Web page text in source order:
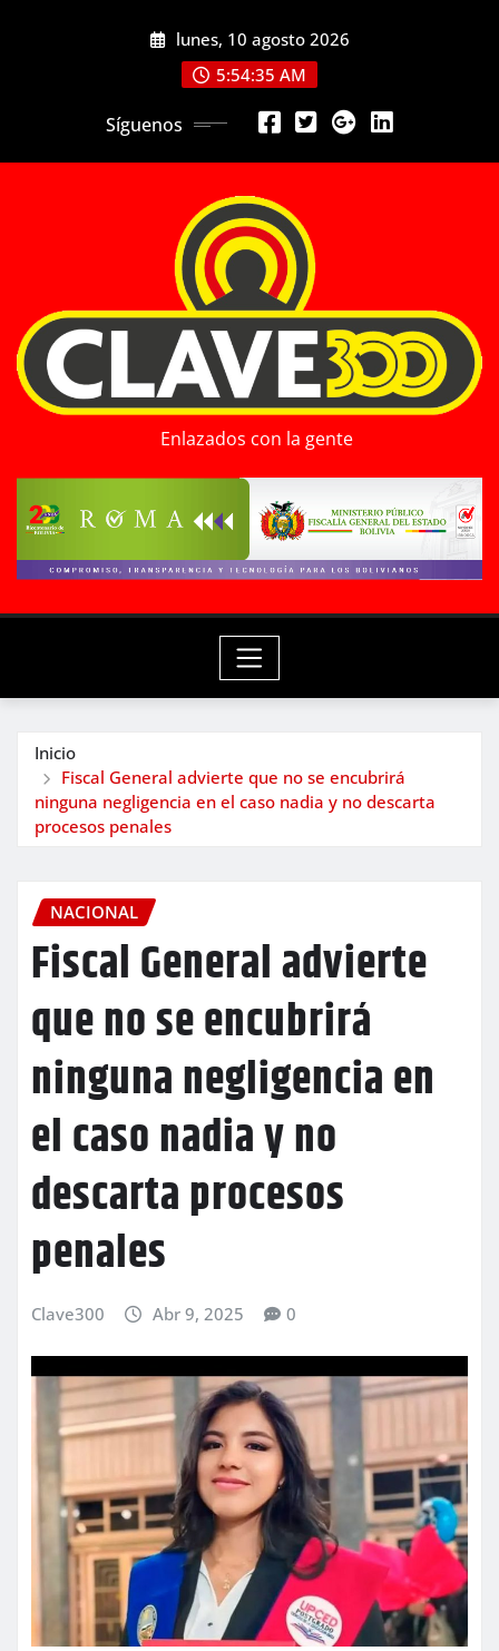
lunes, 10 agosto 2026
5:54:37 AM
Síguenos
Enlazados con la gente
Inicio
Fiscal General advierte que no se encubrirá
ninguna negligencia en el caso nadia y no descarta
procesos penales
NACIONAL
Fiscal General advierte
que no se encubrirá
ninguna negligencia en
el caso nadia y no
descarta procesos
penales
Clave300 Abr 9, 2025 0